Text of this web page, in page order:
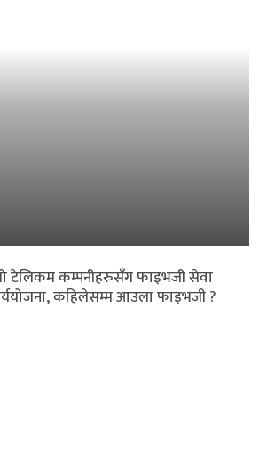
टेलिकम कम्पनीहरुसँग फाइभजी सेवा
कहिलेसम्म आउला फाइभजी ?